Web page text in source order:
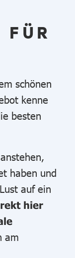
FÜR
schönen
kenne
besten
haben und
auf ein
hier
am